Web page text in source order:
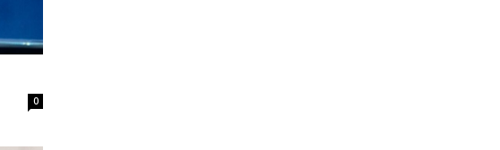
0